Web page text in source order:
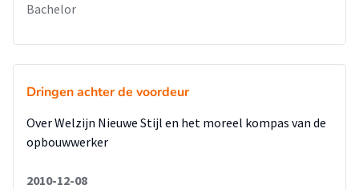
Bachelor
Dringen achter de voordeur
Over Welzijn Nieuwe Stijl en het moreel kompas van de
opbouwwerker
2010-12-08